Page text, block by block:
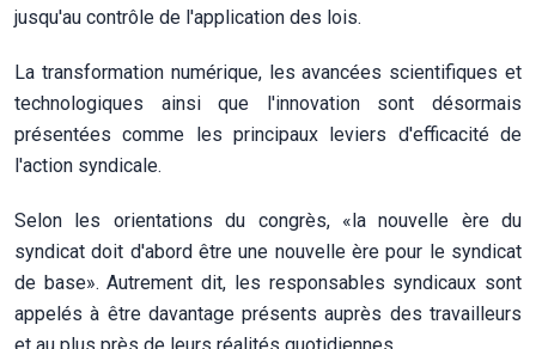
jusqu'au contrôle de l'application des lois.
La transformation numérique, les avancées scientifiques et
technologiques ainsi que l'innovation sont désormais
présentées comme les principaux leviers d'efficacité de
l'action syndicale.
Selon les orientations du congrès, «la nouvelle ère du
syndicat doit d'abord être une nouvelle ère pour le syndicat
de base». Autrement dit, les responsables syndicaux sont
appelés à être davantage présents auprès des travailleurs